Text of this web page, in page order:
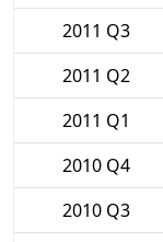
2011 Q3
2011 Q2
2011 Q1
2010 Q4
2010 Q3